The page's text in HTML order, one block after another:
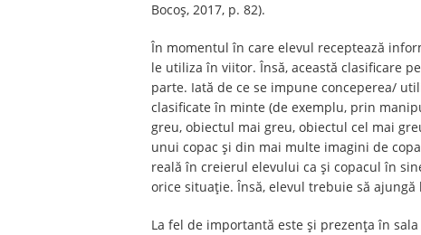
Bocoș, 2017, p. 82).
În momentul în care elevul receptează
le utiliza în viitor. Însă, această clasificare
parte. Iată de ce se impune conceperea/
clasificate în minte (de exemplu, prin
greu, obiectul mai greu, obiectul cel mai
unui copac și din mai multe imagini de
reală în creierul elevului ca și copacul în
orice situație. Însă, elevul trebuie să
La fel de importantă este și prezența în